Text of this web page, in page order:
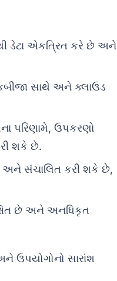
ડેટા એકત્રિત કરે છે અને
સાથે અને ક્લાઉડ
પરિણામે, ઉપકરણો
શકે છે.
અને સંચાલિત કરી શકે છે,
છે અને અનધિકૃત
ઉપયોગોનો સારાંશ